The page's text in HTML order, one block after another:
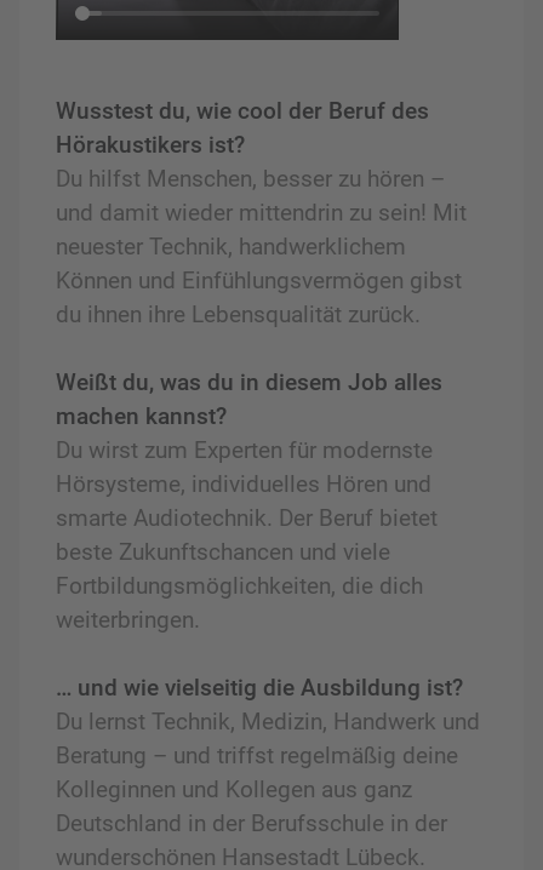
Wusstest du, wie cool der Beruf des
Hörakustikers ist?
Du hilfst Menschen, besser zu hören –
und damit wieder mittendrin zu sein! Mit
neuester Technik, handwerklichem
Können und Einfühlungsvermögen gibst
du ihnen ihre Lebensqualität zurück.
Weißt du, was du in diesem Job alles
machen kannst?
Du wirst zum Experten für modernste
Hörsysteme, individuelles Hören und
smarte Audiotechnik. Der Beruf bietet
beste Zukunftschancen und viele
Fortbildungsmöglichkeiten, die dich
weiterbringen.
… und wie vielseitig die Ausbildung ist?
Du lernst Technik, Medizin, Handwerk und
Beratung – und triffst regelmäßig deine
Kolleginnen und Kollegen aus ganz
Deutschland in der Berufsschule in der
wunderschönen Hansestadt Lübeck.